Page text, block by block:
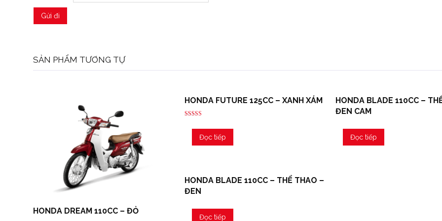
SẢN PHẨM TƯƠNG TỰ
HONDA DREAM 110CC – ĐỎ
HONDA FUTURE 125CC – XANH XÁM
hạng
Đọc tiếp
HONDA BLADE 110CC –
ĐEN CAM
Đọc tiếp
HONDA BLADE 110CC – THỂ THAO –
ĐEN
Đọc tiếp